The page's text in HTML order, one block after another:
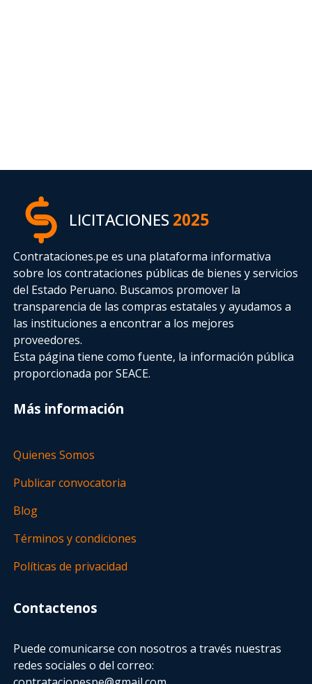
LICITACIONES2025
Contrataciones.pe es una plataforma informativa
sobre los contrataciones públicas de bienes y servicios
del Estado Peruano. Buscamos promover la
transparencia de las compras estatalesy ayudamos a
las instituciones a encontrar a los mejores
proveedores.
Esta página tiene como fuente, la información pública
proporcionada por SEACE.
Más información
Quienes Somos
Publicar convocatoria
Blog
Términos y condiciones
Políticas de privacidad
Contactenos
Puede comunicarse con nosotros a través nuestras
redes sociales o del correo: